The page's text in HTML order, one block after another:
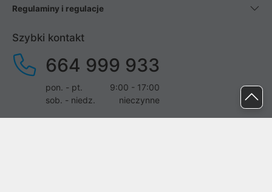
Regulaminy i regulacje
Szybki kontakt
664 999 933
pon. - pt.
9:00 - 17:00
sob. - niedz.
nieczynne